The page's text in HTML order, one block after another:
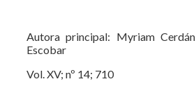
Autora principal: Myriam Cerdán
Escobar
Vol. XV; nº 14; 710